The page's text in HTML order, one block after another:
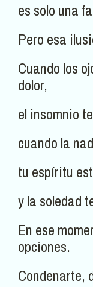
es solo una
Pero esa
Cuando los
dolor,
el insomnio
cuando la
tu espíritu
y la soledad
En ese
opciones.
Condenarte,